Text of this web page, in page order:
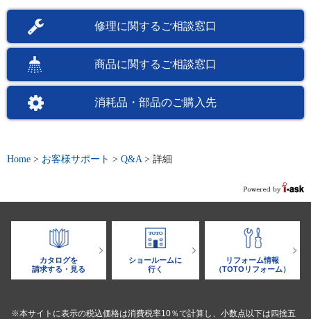
修理に関するご相談窓口
商品に関するご相談窓口
消耗品・部品のご購入先
Home > お客様サポート > Q&A > 詳細
カタログを
請求する・見る
ショールームに
行く
リフォーム情報
（TOTOリフォーム）
※本サイトに表示の税込価格は消費税率10％で計算し、小数点以下は四捨五